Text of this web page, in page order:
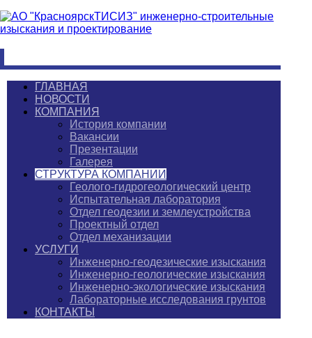
ГЛАВНАЯ
НОВОСТИ
КОМПАНИЯ
История компании
Вакансии
Презентации
Галерея
СТРУКТУРА КОМПАНИИ
Геолого-гидрогеологический центр
Испытательная лаборатория
Отдел геодезии и землеустройства
Проектный отдел
Отдел механизации
УСЛУГИ
Инженерно-геодезические изыскания
Инженерно-геологические изыскания
Инженерно-экологические изыскания
Лабораторные исследования грунтов
КОНТАКТЫ